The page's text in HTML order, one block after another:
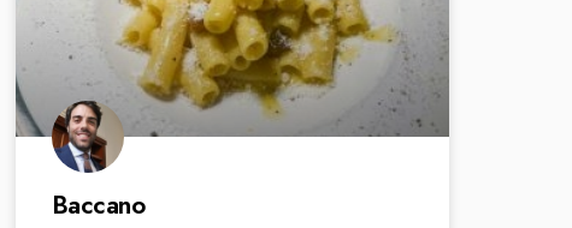
Baccano